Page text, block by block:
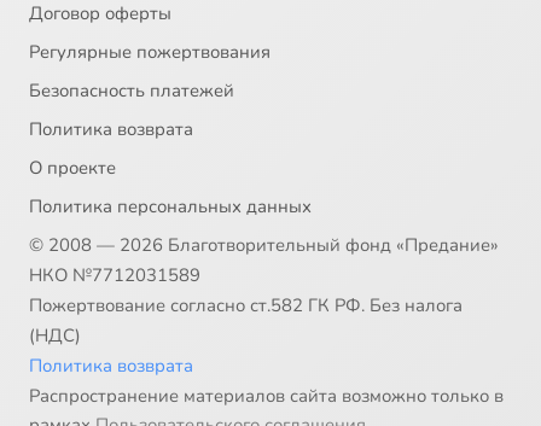
Договор оферты
Регулярные пожертвования
Безопасность платежей
Политика возврата
О проекте
Политика персональных данных
© 2008 — 2026 Благотворительный фонд «Предание»
НКО №7712031589
Пожертвование согласно ст.582 ГК РФ. Без налога
(НДС)
Политика возврата
Распространение материалов сайта возможно только в